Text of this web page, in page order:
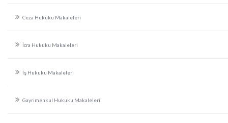
Ceza Hukuku Makaleleri
İcra Hukuku Makaleleri
İş Hukuku Makaleleri
Gayrimenkul Hukuku Makaleleri